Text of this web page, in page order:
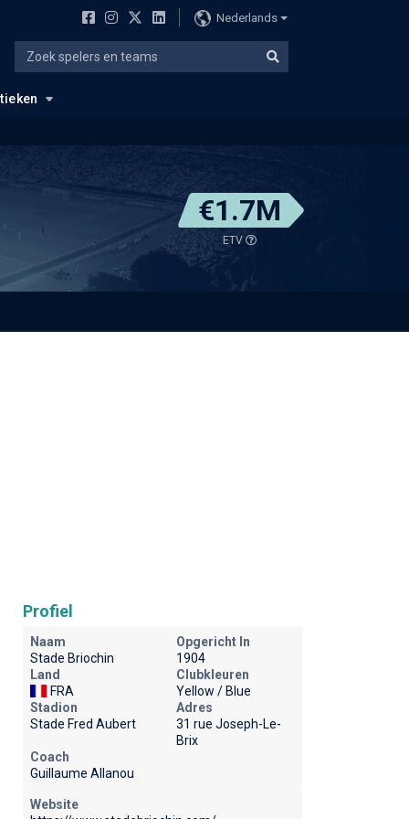
Nederlands
€1.7M
ETV
Profiel
Naam
Stade Briochin
Opgericht In
1904
Land
FRA
Clubkleuren
Yellow / Blue
Stadion
Stade Fred Aubert
Adres
31 rue Joseph-Le-
Brix
Coach
Guillaume Allanou
Website